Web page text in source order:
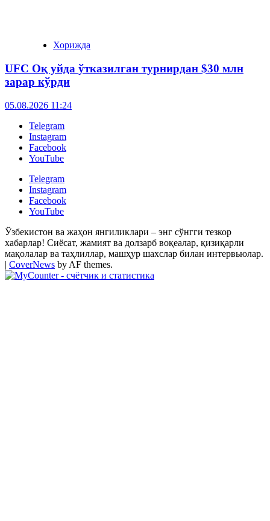
Хорижда
UFC Оқ уйда ўтказилган турнирдан $30 млн
зарар кўрди
05.08.2026 11:24
Telegram
Instagram
Facebook
YouTube
Telegram
Instagram
Facebook
YouTube
Ўзбекистон ва жаҳон янгиликлари – энг сўнгги тезкор
хабарлар! Сиёсат, жамият ва долзарб воқеалар, қизиқарли
мақолалар ва таҳлиллар, машҳур шахслар билан интервьюлар.
| CoverNews by AF themes.